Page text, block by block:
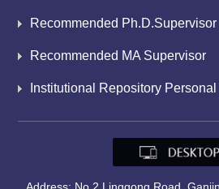
Recommended Ph.D.Supervisor
Recommended MA Supervisor
Institutional Repository